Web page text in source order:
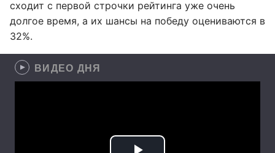
сходит с первой строчки рейтинга уже очень
долгое время, а их шансы на победу оцениваются в
32%.
ВИДЕО ДНЯ